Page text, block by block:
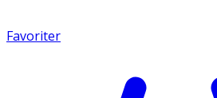
Favoriter